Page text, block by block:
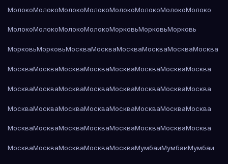
МолокоМолокоМолокоМолокоМолокоМолокоМолокоМолоко
МолокоМолокоМолокоМолокоМорковьМорковьМорковь
МорковьМорковьМоскваМоскваМоскваМоскваМоскваМосква
МоскваМоскваМоскваМоскваМоскваМоскваМоскваМосква
МоскваМоскваМоскваМоскваМоскваМоскваМоскваМосква
МоскваМоскваМоскваМоскваМоскваМоскваМоскваМосква
МоскваМоскваМоскваМоскваМоскваМоскваМоскваМосква
МоскваМоскваМоскваМоскваМоскваМумбаиМумбаиМумбаи